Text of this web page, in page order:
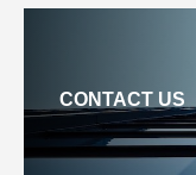
CONTACT US